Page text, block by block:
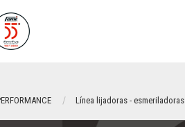
Línea lijadoras - esmeriladoras